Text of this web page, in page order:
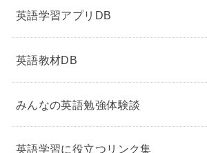
英語学習アプリDB
英語教材DB
みんなの英語勉強体験談
英語学習に役立つリンク集